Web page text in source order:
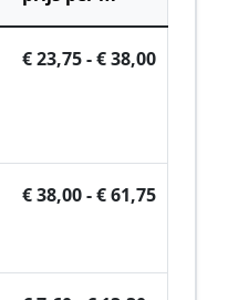
€ 23,75 - € 38,00
€ 38,00 - € 61,75